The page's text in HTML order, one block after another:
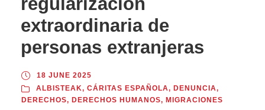
extraordinaria de
personas extranjeras
18 JUNE 2025
ALBISTEAK, CÁRITAS ESPAÑOLA, DENUNCIA,
DERECHOS, DERECHOS HUMANOS, MIGRACIONES